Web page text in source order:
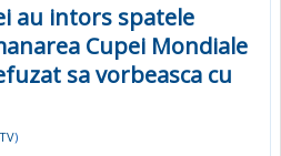
au intors spatele
Cupei Mondiale
sa vorbeasca cu
)